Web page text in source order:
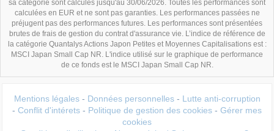
sa catégorie sont calculés jusqu'au 30/06/2026. Toutes les performances sont
calculées en EUR et ne sont pas garanties. Les performances passées ne
préjugent pas des performances futures. Les performances sont présentées
brutes de frais de gestion du contrat d'assurance vie. L’indice de référence de
la catégorie Quantalys Actions Japon Petites et Moyennes Capitalisations est :
MSCI Japan Small Cap NR. L'indice utilisé sur le graphique de performance
de ce fonds est le MSCI Japan Small Cap NR.
Mentions légales - Données personnelles - Lutte anti-corruption
- Conflit d'intérets - Politique de gestion des cookies - Gérer mes
cookies